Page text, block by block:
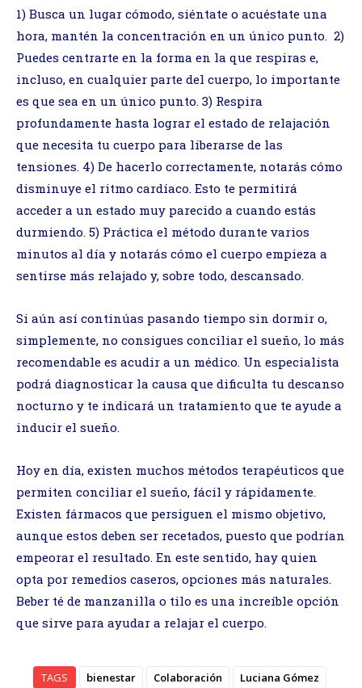
1) Busca un lugar cómodo, siéntate o acuéstate una
hora, mantén la concentración en un único punto. 2)
Puedes centrarte en la forma en la que respiras e,
incluso, en cualquier parte del cuerpo, lo importante
es que sea en un único punto. 3) Respira
profundamente hasta lograr el estado de relajación
que necesita tu cuerpo para liberarse de las
tensiones. 4) De hacerlo correctamente, notarás cómo
disminuye el ritmo cardíaco. Esto te permitirá
acceder a un estado muy parecido a cuando estás
durmiendo. 5) Práctica el método durante varios
minutos al día y notarás cómo el cuerpo empieza a
sentirse más relajado y, sobre todo, descansado.
Si aún así continúas pasando tiempo sin dormir o,
simplemente, no consigues conciliar el sueño, lo más
recomendable es acudir a un médico. Un especialista
podrá diagnosticar la causa que dificulta tu descanso
nocturno y te indicará un tratamiento que te ayude a
inducir el sueño.
Hoy en día, existen muchos métodos terapéuticos que
permiten conciliar el sueño, fácil y rápidamente.
Existen fármacos que persiguen el mismo objetivo,
aunque estos deben ser recetados, puesto que podrían
empeorar el resultado. En este sentido, hay quien
opta por remedios caseros, opciones más naturales.
Beber té de manzanilla o tilo es una increíble opción
que sirve para ayudar a relajar el cuerpo.
TAGS bienestar Colaboración Luciana Gómez